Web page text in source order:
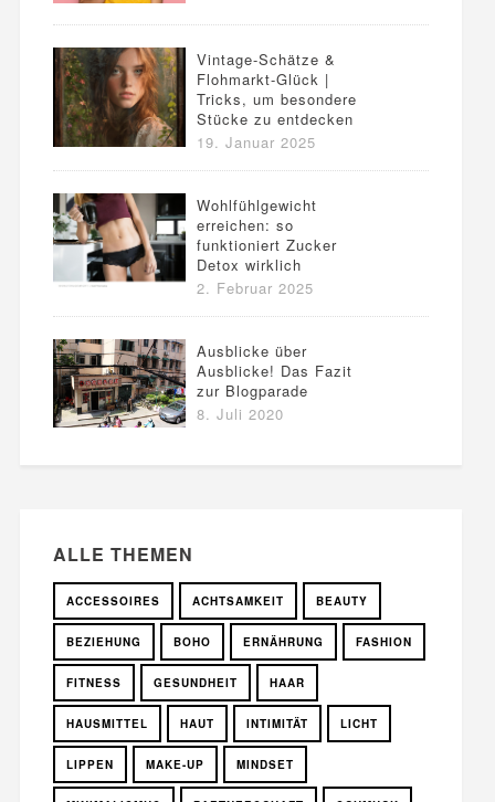
Vintage-Schätze &
Flohmarkt-Glück |
Tricks, um besondere
Stücke zu entdecken
19. Januar 2025
Wohlfühlgewicht
erreichen: so
funktioniert Zucker
Detox wirklich
2. Februar 2025
Ausblicke über
Ausblicke! Das Fazit
zur Blogparade
8. Juli 2020
ALLE THEMEN
ACCESSOIRES ACHTSAMKEIT BEAUTY
BEZIEHUNG BOHO ERNÄHRUNG FASHION
FITNESS GESUNDHEIT HAAR
HAUSMITTEL HAUT INTIMITÄT LICHT
LIPPEN MAKE-UP MINDSET